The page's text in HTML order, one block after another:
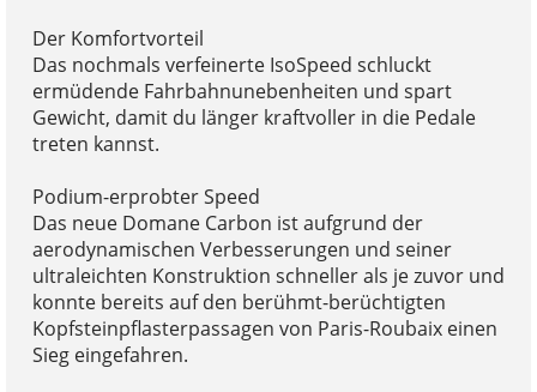
Der Komfortvorteil
Das nochmals verfeinerte IsoSpeed schluckt
ermüdende Fahrbahnunebenheiten und spart
Gewicht, damit du länger kraftvoller in die Pedale
treten kannst.
Podium-erprobter Speed
Das neue Domane Carbon ist aufgrund der
aerodynamischen Verbesserungen und seiner
ultraleichten Konstruktion schneller als je zuvor und
konnte bereits auf den berühmt-berüchtigten
Kopfsteinpflasterpassagen von Paris-Roubaix einen
Sieg eingefahren.